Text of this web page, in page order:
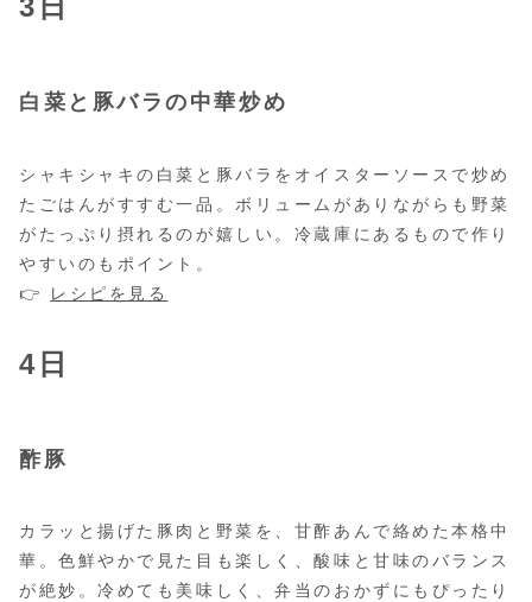
3日
白菜と豚バラの中華炒め
シャキシャキの白菜と豚バラをオイスターソースで炒め
たごはんがすすむ一品。ボリュームがありながらも野菜
がたっぷり摂れるのが嬉しい。冷蔵庫にあるもので作り
やすいのもポイント。
👉
レシピを見る
4日
酢豚
カラッと揚げた豚肉と野菜を、甘酢あんで絡めた本格中
華。色鮮やかで見た目も楽しく、酸味と甘味のバランス
が絶妙。冷めても美味しく、弁当のおかずにもぴったり